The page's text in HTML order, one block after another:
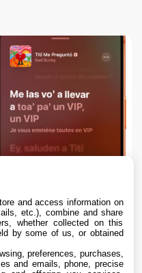
and access information on
etc.), combine and share
whether collected on this
by some of us, or obtained
preferences, purchases,
and emails, phone, precise